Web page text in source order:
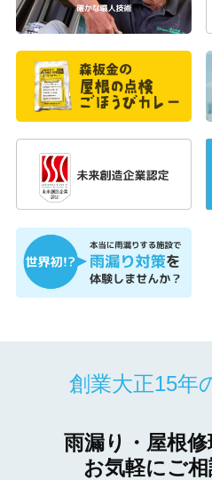
創業大正15年
雨漏り・屋根
お気軽にご